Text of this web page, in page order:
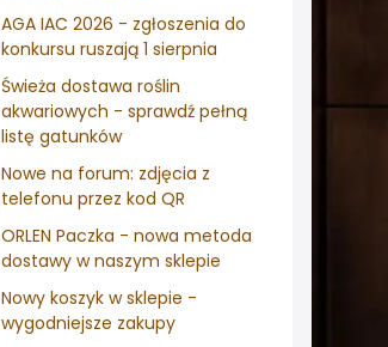
AGA IAC 2026 - zgłoszenia do
konkursu ruszają 1 sierpnia
Świeża dostawa roślin
akwariowych - sprawdź pełną
listę gatunków
Nowe na forum: zdjęcia z
telefonu przez kod QR
ORLEN Paczka - nowa metoda
dostawy w naszym sklepie
Nowy koszyk w sklepie -
wygodniejsze zakupy